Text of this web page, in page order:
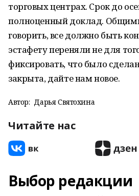
торговых центрах. Срок до
полноценный доклад.
говорить, все должно быть
эстафету переняли не для
фиксировать, что было
закрыта, дайте нам новое.
Автор: Дарья Святохина
Читайте нас
Выбор редакции